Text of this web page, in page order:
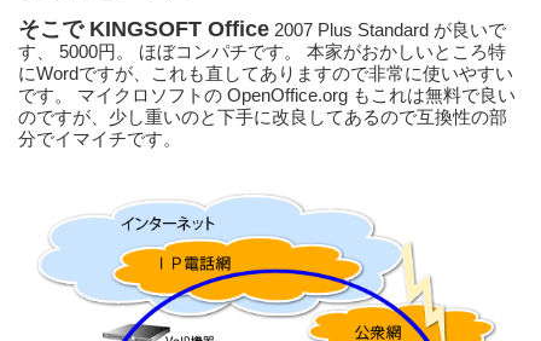
そこで KINGSOFT Office 2007 Plus Standard が良いで
す、 5000円。 ほぼコンパチです。 本家がおかしいところ特
にWordですが、これも直してありますので非常に使いやすい
です。 マイクロソフトの OpenOffice.org もこれは無料で良い
のですが、少し重いのと下手に改良してあるので互換性の部
分でイマイチです。